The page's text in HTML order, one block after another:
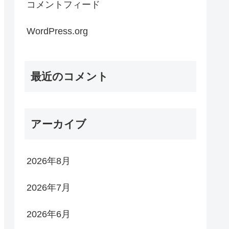
コメントフィード
WordPress.org
最近のコメント
アーカイブ
2026年8月
2026年7月
2026年6月